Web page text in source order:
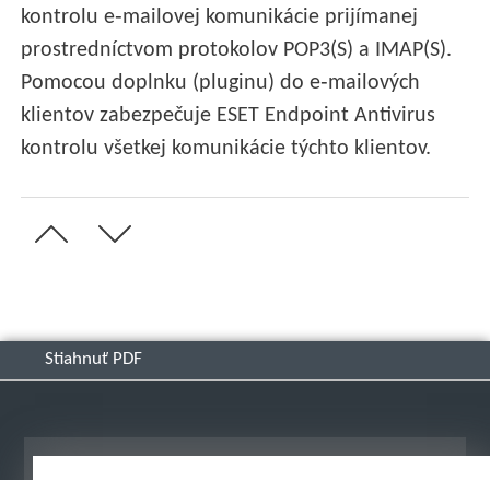
kontrolu e‑mailovej komunikácie prijímanej
prostredníctvom protokolov POP3(S) a IMAP(S).
Pomocou doplnku (pluginu) do e‑mailových
klientov zabezpečuje ESET Endpoint Antivirus
kontrolu všetkej komunikácie týchto klientov.
Stiahnuť PDF